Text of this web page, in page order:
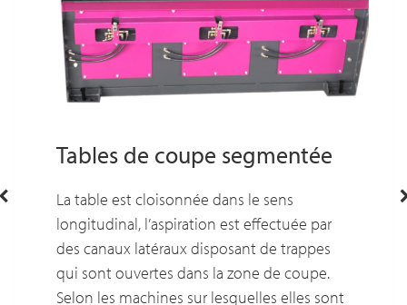
Tables de coupe segmentée
La table est cloisonnée dans le sens
longitudinal, l’aspiration est effectuée par
des canaux latéraux disposant de trappes
qui sont ouvertes dans la zone de coupe.
Selon les machines sur lesquelles elles sont